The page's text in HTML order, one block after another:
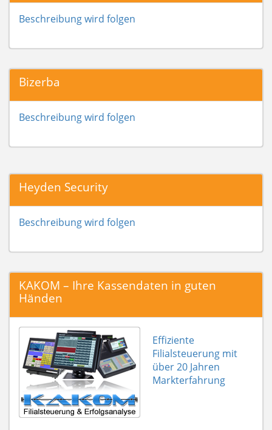
Beschreibung wird folgen
Bizerba
Beschreibung wird folgen
Heyden Security
Beschreibung wird folgen
KAKOM – Ihre Kassendaten in guten
Händen
Effiziente
Filialsteuerung mit
über 20 Jahren
Markterfahrung